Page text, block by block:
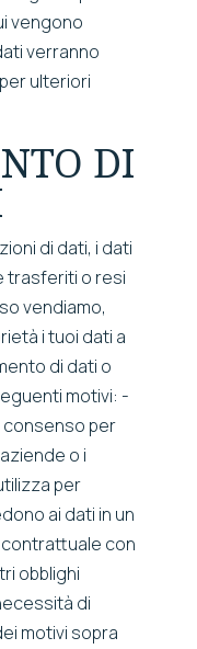
vengono
verranno
ulteriori
DI
di dati, i dati
trasferiti o resi
vendiamo,
i tuoi dati a
di dati o
motivi: -
consenso per
o i
per
ai dati in un
con
obblighi
di
motivi sopra